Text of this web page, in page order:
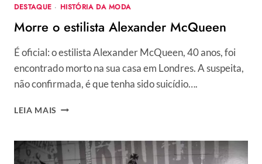
DESTAQUE · HISTÓRIA DA MODA
Morre o estilista Alexander McQueen
É oficial: o estilista Alexander McQueen, 40 anos, foi
encontrado morto na sua casa em Londres. A suspeita,
não confirmada, é que tenha sido suicídio….
LEIA MAIS MORRE
ALEXANDER
MCQUEEN